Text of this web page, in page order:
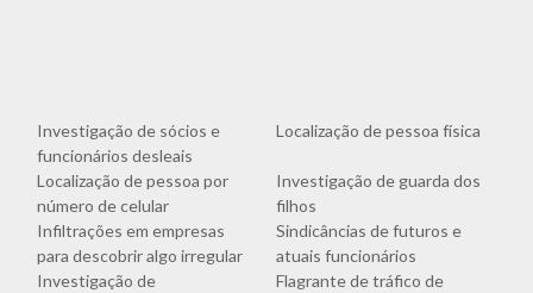
Investigação de sócios e
funcionários desleais
Localização de pessoa física
Localização de pessoa por
número de celular
Investigação de guarda dos
filhos
Infiltrações em empresas
para descobrir algo irregular
Sindicâncias de futuros e
atuais funcionários
Investigação de
Flagrante de tráfico de